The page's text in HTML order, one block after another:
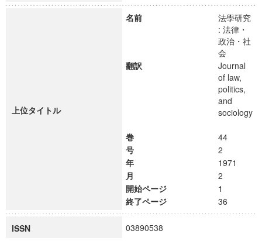
上位タイトル
名前
法學研究
: 法律・
政治・社
会
翻訳
Journal
of law,
politics,
and
sociology
巻
44
号
2
年
1971
月
2
開始ページ
1
終了ページ
36
ISSN 03890538